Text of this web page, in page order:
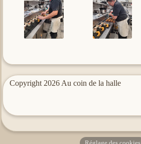
Copyright 2026 Au coin de la halle